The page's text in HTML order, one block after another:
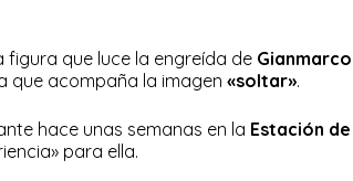
que luce la engreída de Gianmarco
que acompaña la imagen «soltar».
hace unas semanas en la Estación de
para ella.